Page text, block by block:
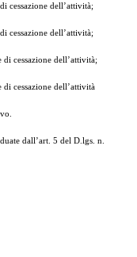
cessazione dell’attività;
cessazione dell’attività;
cessazione dell’attività;
cessazione dell’attività
dall’art. 5 del D.lgs. n.